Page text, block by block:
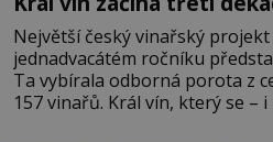
Největší český vinařský projekt
jednadvacátém ročníku
Ta vybírala odborná porota z
157 vinařů. Král vín, který se